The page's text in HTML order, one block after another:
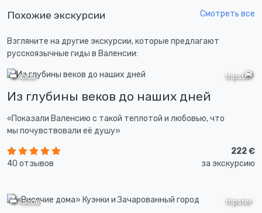
Похожие экскурсии Смотреть все
Взгляните на другие экскурсии, которые предлагают
русскоязычные гиды в Валенсии:
tripster
4 часа
Из глубины веков до наших дней
«Показали Валенсию с такой теплотой и любовью, что
мы почувствовали её душу»
40 отзывов
222 €
за экскурсию
tripster
9 часов